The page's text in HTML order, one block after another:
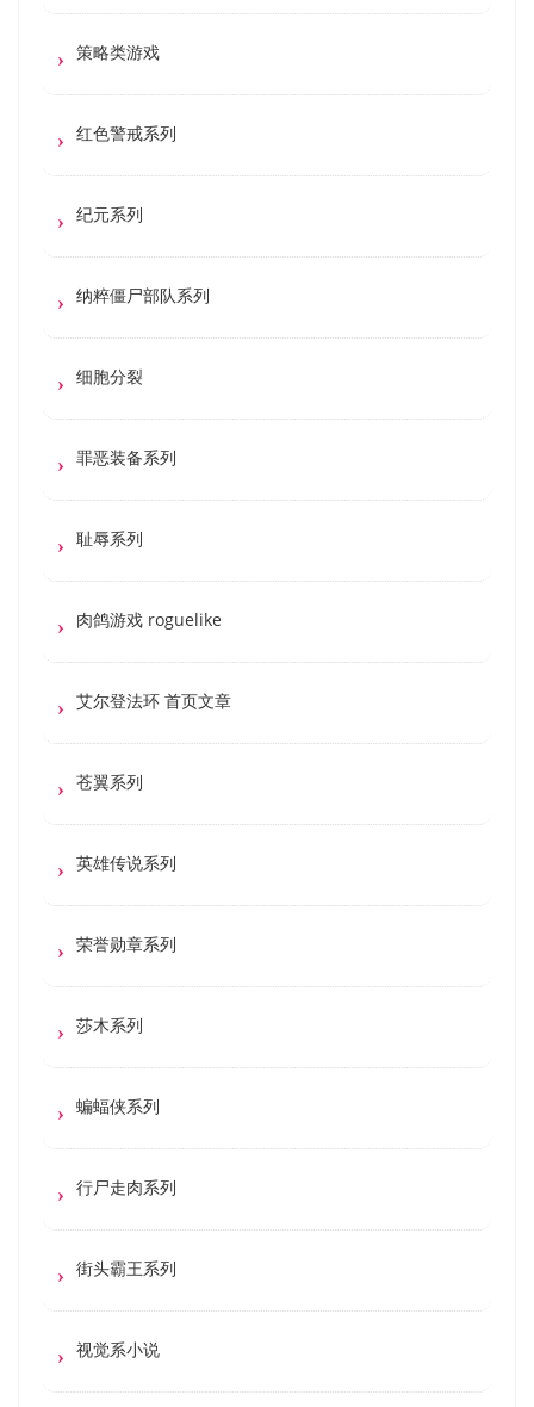
策略类游戏
红色警戒系列
纪元系列
纳粹僵尸部队系列
细胞分裂
罪恶装备系列
耻辱系列
肉鸽游戏 roguelike
艾尔登法环 首页文章
苍翼系列
英雄传说系列
荣誉勋章系列
莎木系列
蝙蝠侠系列
行尸走肉系列
街头霸王系列
视觉系小说